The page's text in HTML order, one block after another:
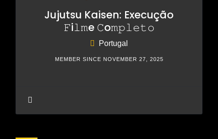
Jujutsu Kaisen: Execução
𝙵i𝚕𝚖e 𝙲o𝚖𝚙𝚕𝚎𝚝𝚘
Portugal
MEMBER SINCE NOVEMBER 27, 2025